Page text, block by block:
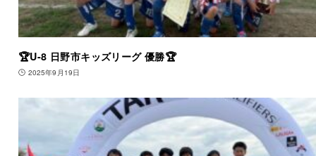
🏆U-8 日野市キッズリーグ 優勝🏆
2025年9月19日